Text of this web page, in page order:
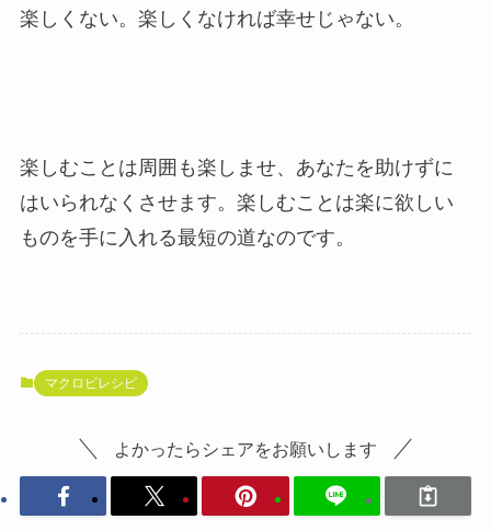
楽しくない。楽しくなければ幸せじゃない。
楽しむことは周囲も楽しませ、あなたを助けずに
はいられなくさせます。楽しむことは楽に欲しい
ものを手に入れる最短の道なのです。
マクロビレシピ
よかったらシェアをお願いします